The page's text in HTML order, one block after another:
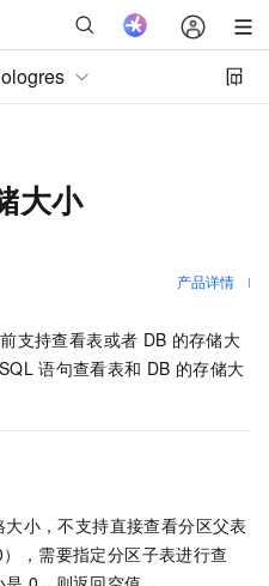
大小
产品详情
支持查看表或者 DB 的存储大
SQL 语句查看表和 DB 的存储大
小，不支持直接查看分区父表
，需要指定分区子表进行查